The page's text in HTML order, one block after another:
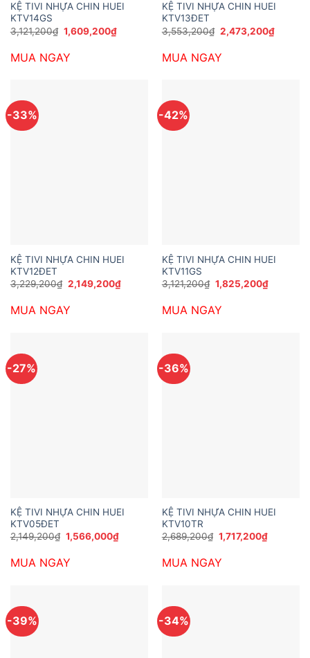
KỆ TIVI NHỰA CHIN HUEI
KTV14GS
3,121,200₫ Giá
gốc
3,121,200₫.
1,609,200₫Giá
hiện
MUA NGAY
KỆ TIVI NHỰA CHIN HUEI
KTV13ĐET
3,553,200₫ Giá
gốc
3,553,200₫.
2,473,200₫Giá
hiện
MUA NGAY
-33%
KỆ TIVI NHỰA CHIN HUEI
KTV12ĐET
3,229,200₫ Giá
gốc
3,229,200₫.
2,149,200₫Giá
hiện
MUA NGAY
-42%
KỆ TIVI NHỰA CHIN HUEI
KTV11GS
3,121,200₫ Giá
gốc
3,121,200₫.
1,825,200₫Giá
hiện
MUA NGAY
-27%
KỆ TIVI NHỰA CHIN HUEI
KTV05ĐET
2,149,200₫ Giá
gốc
2,149,200₫.
1,566,000₫Giá
hiện
MUA NGAY
-36%
KỆ TIVI NHỰA CHIN HUEI
KTV10TR
2,689,200₫ Giá
gốc
2,689,200₫.
1,717,200₫Giá
hiện
MUA NGAY
-39% -34%